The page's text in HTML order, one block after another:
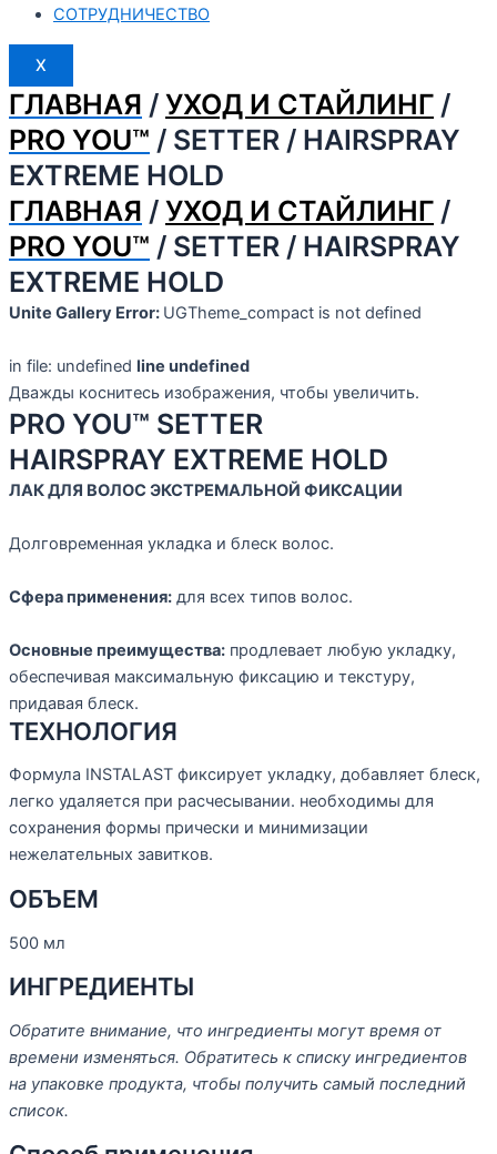
СОТРУДНИЧЕСТВО
X
ГЛАВНАЯ / УХОД И СТАЙЛИНГ /
PRO YOU™ / SETTER / HAIRSPRAY
EXTREME HOLD
ГЛАВНАЯ / УХОД И СТАЙЛИНГ /
PRO YOU™ / SETTER / HAIRSPRAY
EXTREME HOLD
Unite Gallery Error: UGTheme_compact is not defined
in file: undefined line undefined
Дважды коснитесь изображения, чтобы увеличить.
PRO YOU™ SETTER
HAIRSPRAY EXTREME HOLD
ЛАК ДЛЯ ВОЛОС ЭКСТРЕМАЛЬНОЙ ФИКСАЦИИ
Долговременная укладка и блеск волос.
Сфера применения: для всех типов волос.
Основные преимущества: продлевает любую укладку,
обеспечивая максимальную фиксацию и текстуру,
придавая блеск.
ТЕХНОЛОГИЯ
Формула INSTALAST фиксирует укладку, добавляет блеск,
легко удаляется при расчесывании. необходимы для
сохранения формы прически и минимизации
нежелательных завитков.
ОБЪЕМ
500 мл
ИНГРЕДИЕНТЫ
Обратите внимание, что ингредиенты могут время от
времени изменяться. Обратитесь к списку ингредиентов
на упаковке продукта, чтобы получить самый последний
список.